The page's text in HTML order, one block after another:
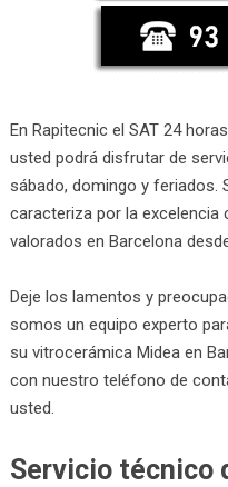
En Rapitecnic el SAT 24
usted podrá disfrutar de
sábado, domingo y feriados.
caracteriza por la
valorados en Barcelona
Deje los lamentos y
somos un equipo experto
su vitrocerámica Midea en
con nuestro teléfono de
usted.
Servicio técnico